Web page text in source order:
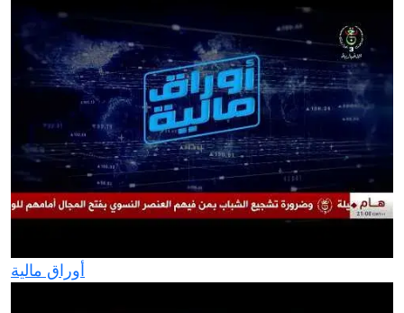
أوراق مالية